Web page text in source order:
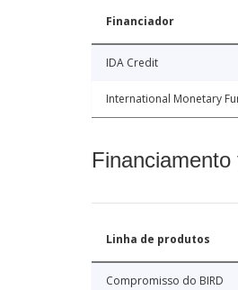
Financiador
IDA Credit
International Monetary
Linha de produtos
Compromisso do BIRD